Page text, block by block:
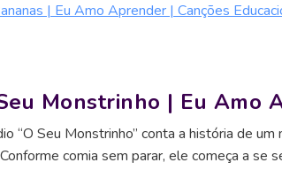
| Eu Amo Aprender | Canções
Monstrinho | Eu Amo
“O Seu Monstrinho” conta a história de
comia sem parar, ele começa a se